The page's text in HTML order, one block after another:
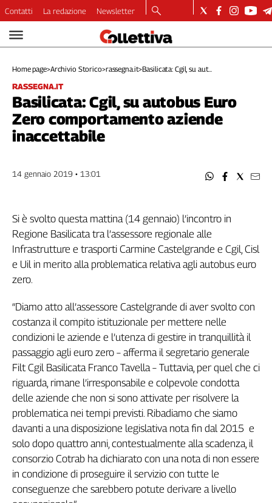
Video
Dirette
Longform
Copertine
Economia
Lavoro
Diritti
Internazionale
Culture
Categorie
Filcams
Fillea
Filt
Fiom
Fisac
Flai
Flc
Nidil
Inca
Caaf
Contatti La redazione Newsletter
Home page>Archivio Storico>rassegna.it>Basilicata: Cgil, su aut...
RASSEGNA.IT
Basilicata: Cgil, su autobus Euro
Zero comportamento aziende
inaccettabile
14 gennaio 2019 • 13:01
Si è svolto questa mattina (14 gennaio) l’incontro in
Regione Basilicata tra l’assessore regionale alle
Infrastrutture e trasporti Carmine Castelgrande e Cgil, Cisl
e Uil in merito alla problematica relativa agli autobus euro
zero.
“Diamo atto all’assessore Castelgrande di aver svolto con
costanza il compito istituzionale per mettere nelle
condizioni le aziende e l’utenza di gestire in tranquillità il
passaggio agli euro zero – afferma il segretario generale
Filt Cgil Basilicata Franco Tavella – Tuttavia, per quel che ci
riguarda, rimane l’irresponsabile e colpevole condotta
delle aziende che non si sono attivate per risolvere la
problematica nei tempi previsti. Ribadiamo che siamo
davanti a una disposizione legislativa nota fin dal 2015 e
solo dopo quattro anni, contestualmente alla scadenza, il
consorzio Cotrab ha dichiarato con una nota di non essere
in condizione di proseguire il servizio con tutte le
conseguenze che sarebbero potute derivare a livello